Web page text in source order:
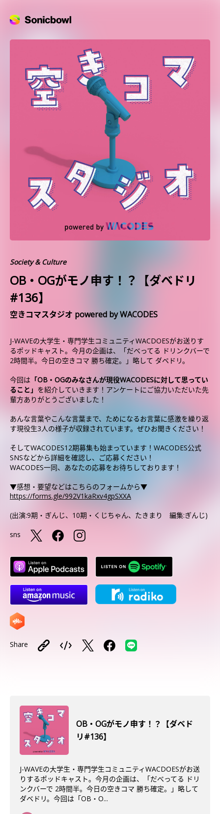
Society & Culture
OB・OGがモノ申す！？【ダベドリ
#136】
空きコマスタジオ powered by WACODES
J-WAVEの大学生・専門学生コミュニティWACDOESがお送りす
るポッドキャスト。今月の企画は、「だべってる ドリンクバーで
2時間半。今日の空きコマ 勝ち確定。」略して ダベドリ。
今回は 「OB・OGのみなさんが現役WACODESに対して思ってい
ること」 を紹介していきます！アンケートにご協力いただいた先
輩方ありがとうございました！
あんな言葉やこんな言葉まで、ためになるお言葉に感激を繰り返
す現役生3人の様子が収録されています。ぜひお聞きください！
そしてWACODES12期募集も始まっています！WACODES公式
SNSなどから詳細を確認し、ご応募ください！
WACODES一同、あなたの応募をお待ちしております！
▼感想・要望などはこちらのフォームから▼
https://forms.gle/992V1kaRxv4gpSXXA
(出演:9期・ぎんじ、10期・くじちゃん、たきまり 編集:ぎんじ)
sns
Share
OB・OGがモノ申す！？【ダベド
リ#136】
J-WAVEの大学生・専門学生コミュニティWACDOESがお送
りするポッドキャスト。今月の企画は、「だべってる ドリ
ンクバーで 2時間半。今日の空きコマ 勝ち確定。」略して
ダベドリ。今回は「OB・O...